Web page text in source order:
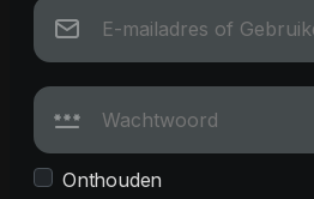
Onthouden